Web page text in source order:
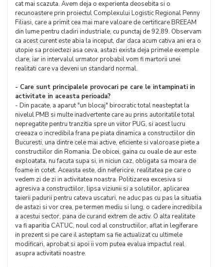
cat mai scazuta. Avem deja o experienta deosebita si o
recunoastere prin proiectul Complexului Logistic Regional Penny
Filiasi, care a primit cea mai mare valoare de certificare BREEAM
din lume pentru cladiri industriale, cu punctaj de 92,89. Observam
ca acest curent este abia la inceput, dar daca acum cativa ani era o
utopie sa proiectezi asa ceva, astazi exista deja primele exemple
clare, iar in intervalul urmator probabil vom fi martorii unei
realitati care va deveni un standard normal.
- Care sunt principalele provocari pe care le intampinati in
activitate in aceasta perioada?
- Din pacate, a aparut "un blocaj" birocratic total neasteptat la
nivelul PMB si multe inadvertente care au prins autoritatile total
nepregatite pentru tranzitia spre un viitor PUG, si acest lucru
creeaza o incredibila frana pe piata dinamica a constructiilor din
Bucuresti, una dintre cele mai active, eficiente si valoroase piete a
constructiilor din Romania. De obicei, gaina cu ouale de aur este
exploatata, nu facuta supa si, in niciun caz, obligata sa moara de
foame in cotet. Aceasta este, din nefericire, realitatea pe care o
vedem zi de zi in activitatea noastra. Politizarea excesiva si
agresiva a constructiilor, lipsa viziunii si a solutiilor, aplicarea
taierii padurii pentru cateva uscaturi, ne aduc pas cu pas la situatia
de astazi si vor crea, pe termen mediu si lung, o cadere incredibila
a acestui sector, pana de curand extrem de activ. O alta realitate
va fi aparitia CATUC, noul cod al constructiilor, aflat in legiferare
in prezent si pe care il asteptam sa fie actualizat cu ultimele
modificari, aprobat si apoi ii vom putea evalua impactul real
asupra activitatii noastre.